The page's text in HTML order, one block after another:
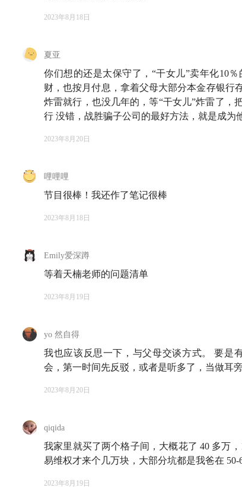
是雨白。
这一期，大家都很喜爱的嘉宾杨天楠返场了，继
们如何防骗，尤其是如何预防爸妈上当受骗。我
更重要的是，在这件事情上，我们想拆分清楚：
才能让老人少上当。因此，这一期节目，非常推
楠在节目中有一句话说得好：
最后，如果你有
酒馆全员持有的基金投顾产品。
🪂 收听降落点
引子
2023年8月18日
夏亚
你们想的还是太保守了，“干女儿”卖年化10
财，也按月付息，拿着父母大部分本金存银行
炸雷就行，也没几年的，等“干女儿”炸雷了，
行 没错，战胜骗子公司的最好方法，就是成为
2023年8月20日
哩哩哩
节目很棒！我还作了笔记很棒
2023年8月18日
Emily爱深蹲
等着天楠老师的问题清单
2023年8月19日
yo 然自得
我也应该反思一下，与父母交谈方式。 要是
会，第一时间先反驳，或者是听多了，当做耳
2023年8月20日
qiqida
我家里就买了两个格子间，大概花了 40 多万
易维权才来个几万块，大部分坑都是我爸在 50-
2023年8月19日